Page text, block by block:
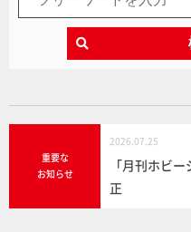
重要な
お知らせ
2026.07.25
「月刊ホビ
正